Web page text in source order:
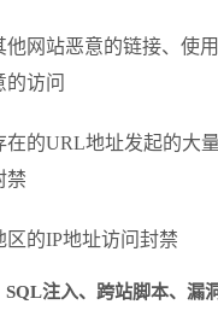
网站恶意的链接、使用
的访问
的URL地址发起的大
禁
的IP地址访问封禁
SQL注入、跨站脚本、漏